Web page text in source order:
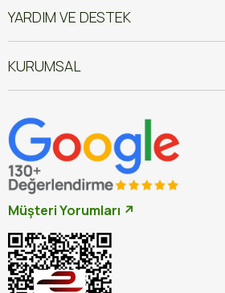
YARDIM VE DESTEK
KURUMSAL
Müşteri Yorumları ↗